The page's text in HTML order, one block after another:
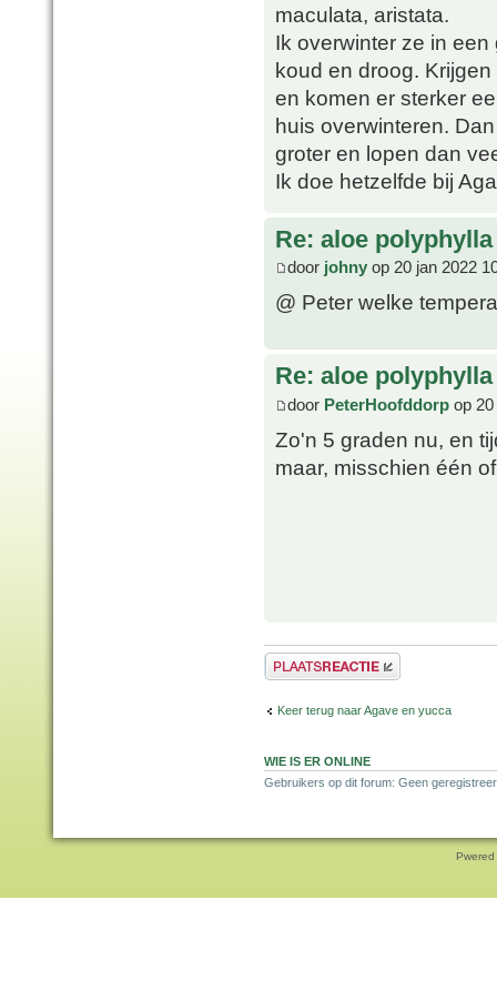
maculata, aristata.
Ik overwinter ze in
koud en droog.
en komen er sterker
huis overwinteren.
groter en lopen dan
Ik doe hetzelfde bij
Re: aloe polyphylla
door johny op 20 jan 2022
@ Peter welke
Re: aloe polyphylla
door PeterHoofddorp op
Zo'n 5 graden nu, en
maar, misschien één
Plaats een reactie
Keer terug naar Agave en yucca
WIE IS ER ONLINE
Gebruikers op dit forum: Geen